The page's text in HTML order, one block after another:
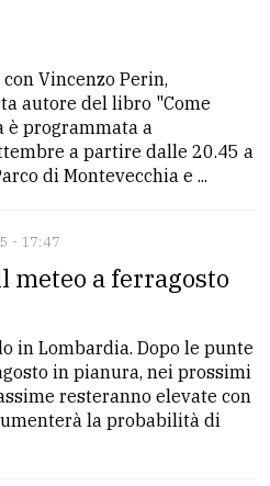
Vincenzo Perin,
autore del libro "Come
è programmata a
a partire dalle 20.45 a
di Montevecchia e ...
- 17:47
meteo a ferragosto
in Lombardia. Dopo le punte
in pianura, nei prossimi
resteranno elevate con
la probabilità di